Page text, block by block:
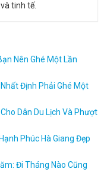
tinh tế.
Nên Ghé Một Lần
Định Phải Ghé Một
Dân Du Lịch Và Phượt
Phúc Hà Giang Đẹp
Đi Tháng Nào Cũng